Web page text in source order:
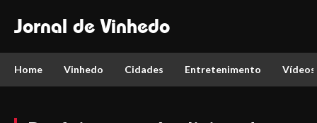
Jornal de Vinhedo
Home Vinhedo Cidades Entretenimento Vídeos